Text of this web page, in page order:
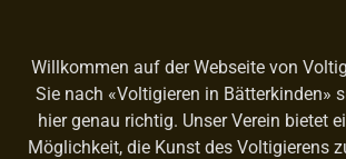
Willkommen auf der Webseite von
Sie nach «Voltigieren in Bätterkinden»
hier genau richtig. Unser Verein bietet
Möglichkeit, die Kunst des Voltigierens